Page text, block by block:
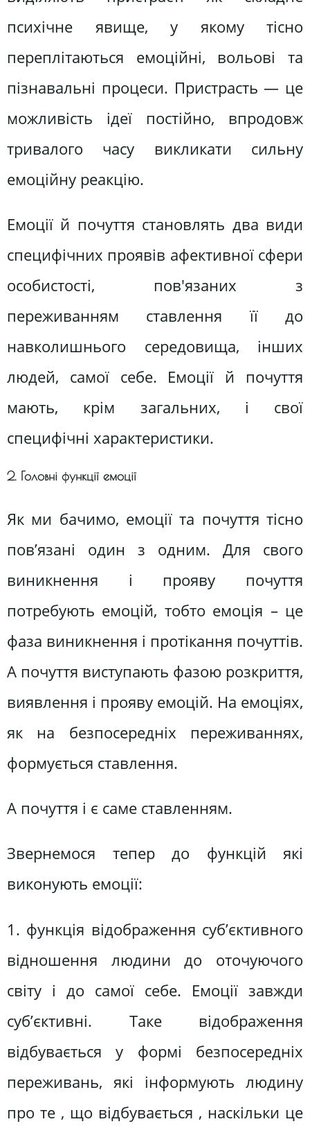
психічне явище, у якому тісно
переплітаються емоційні, вольові та
пізнавальні процеси. Пристрасть — це
можливість ідеї постійно, впродовж
тривалого часу викликати сильну
емоційну реакцію.
Емоції й почуття становлять два види
специфічних проявів афективної сфери
особистості, пов'язаних з
переживанням ставлення її до
навколишнього середовища, інших
людей, самої себе. Емоції й почуття
мають, крім загальних, і свої
специфічні характеристики.
2. Головні функції емоції
Як ми бачимо, емоції та почуття тісно
пов’язані один з одним. Для свого
виникнення і прояву почуття
потребують емоцій, тобто емоція – це
фаза виникнення і протікання почуттів.
А почуття виступають фазою розкриття,
виявлення і прояву емоцій. На емоціях,
як на безпосередніх переживаннях,
формується ставлення.
А почуття і є саме ставленням.
Звернемося тепер до функцій які
виконують емоції:
1. функція відображення суб’єктивного
відношення людини до оточуючого
світу і до самої себе. Емоції завжди
суб’єктивні. Таке відображення
відбувається у формі безпосередніх
переживань, які інформують людину
про те , що відбувається , наскільки це